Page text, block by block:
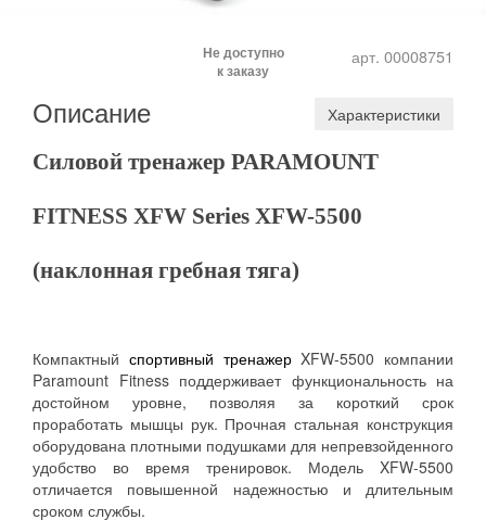
арт. 00008751
Не доступно
к заказу
Описание Характеристики
Силовой тренажер PARAMOUNT
FITNESS XFW Series XFW-5500
(наклонная гребная тяга)
Компактный спортивный тренажерXFW-5500 компании
Paramount Fitness поддерживает функциональность на
достойном уровне, позволяя за короткий срок
проработать мышцы рук. Прочная стальная конструкция
оборудована плотными подушками для непревзойденного
удобство во время тренировок. Модель XFW-5500
отличается повышенной надежностью и длительным
сроком службы.